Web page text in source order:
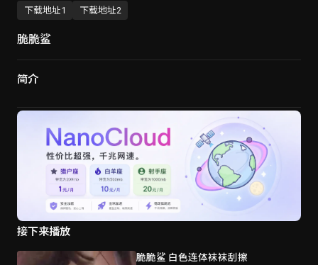
下载地址1 下载地址2
脆脆鲨
简介
接下来播放
脆脆鲨 白色连体袜袜刮擦